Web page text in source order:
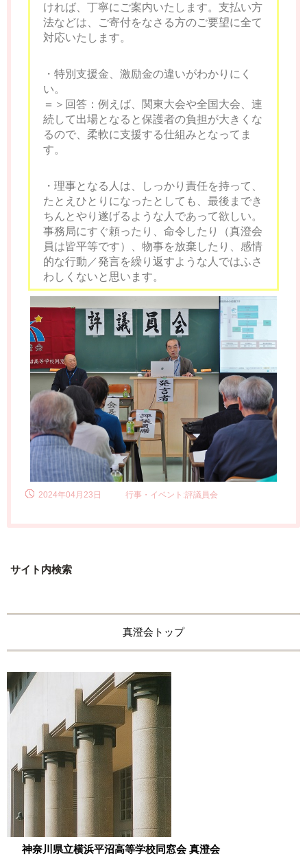
ければ、丁寧にご案内いたします。支払い方
法などは、ご寄付をなさる方のご要望に全て
対応いたします。
・特別支援金、激励金の違いがわかりにく
い。
＝＞回答：例えば、関東大会や全国大会、連
続して出場となると保護者の負担が大きくな
るので、柔軟に支援する仕組みとなってま
す。
・理事となる人は、しっかり責任を持って、
たとえひとりになったとしても、最後までき
ちんとやり遂げるような人であって欲しい。
事務局にすぐ頼ったり、命令したり（真澄会
員は皆平等です）、物事を放棄したり、感情
的な行動／発言を繰り返すような人ではふさ
わしくないと思います。
2024年04月23日 行事・イベント:評議員会
サイト内検索
真澄会トップ
神奈川県立横浜平沼高等学校同窓会 真澄会